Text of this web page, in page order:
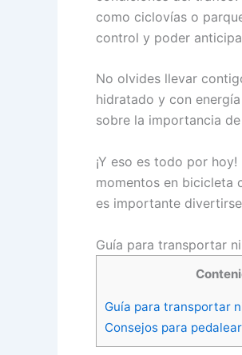
como ciclovías o
control y poder
No olvides llevar
hidratado y con
sobre la importancia
¡Y eso es todo por
momentos en bicicleta
es importante
Guía para transportar
Guía para transportar
Consejos para